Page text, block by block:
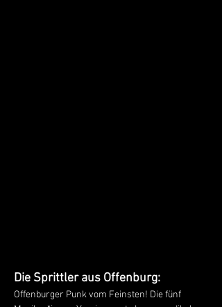
Die Sprittler aus Offenburg:
Offenburger Punk vom Feinsten! Die fünf